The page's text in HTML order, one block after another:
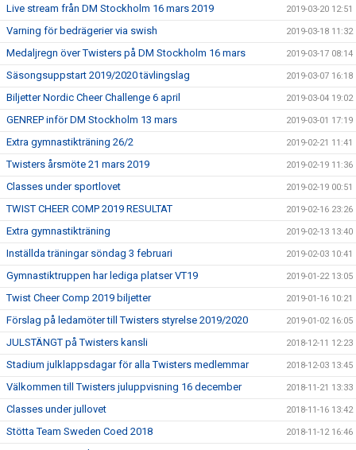
Live stream från DM Stockholm 16 mars 2019 2019-03-20 12:51
Varning för bedrägerier via swish 2019-03-18 11:32
Medaljregn över Twisters på DM Stockholm 16 mars 2019-03-17 08:14
Säsongsuppstart 2019/2020 tävlingslag 2019-03-07 16:18
Biljetter Nordic Cheer Challenge 6 april 2019-03-04 19:02
GENREP inför DM Stockholm 13 mars 2019-03-01 17:19
Extra gymnastikträning 26/2 2019-02-21 11:41
Twisters årsmöte 21 mars 2019 2019-02-19 11:36
Classes under sportlovet 2019-02-19 00:51
TWIST CHEER COMP 2019 RESULTAT 2019-02-16 23:26
Extra gymnastikträning 2019-02-13 13:40
Inställda träningar söndag 3 februari 2019-02-03 10:41
Gymnastiktruppen har lediga platser VT19 2019-01-22 13:05
Twist Cheer Comp 2019 biljetter 2019-01-16 10:21
Förslag på ledamöter till Twisters styrelse 2019/2020 2019-01-02 16:05
JULSTÄNGT på Twisters kansli 2018-12-11 12:23
Stadium julklappsdagar för alla Twisters medlemmar 2018-12-03 13:45
Välkommen till Twisters juluppvisning 16 december 2018-11-21 13:33
Classes under jullovet 2018-11-16 13:42
Stötta Team Sweden Coed 2018 2018-11-12 16:46